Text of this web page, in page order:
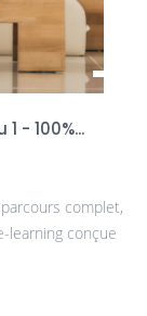
- 100%...
complet,
learning conçue